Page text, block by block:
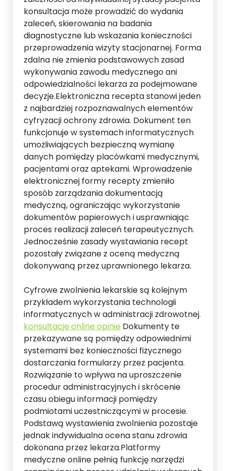
konsultacja może prowadzić do wydania
zaleceń, skierowania na badania
diagnostyczne lub wskazania konieczności
przeprowadzenia wizyty stacjonarnej. Forma
zdalna nie zmienia podstawowych zasad
wykonywania zawodu medycznego ani
odpowiedzialności lekarza za podejmowane
decyzje.Elektroniczna recepta stanowi jeden
z najbardziej rozpoznawalnych elementów
cyfryzacji ochrony zdrowia. Dokument ten
funkcjonuje w systemach informatycznych
umożliwiających bezpieczną wymianę
danych pomiędzy placówkami medycznymi,
pacjentami oraz aptekami. Wprowadzenie
elektronicznej formy recepty zmieniło
sposób zarządzania dokumentacją
medyczną, ograniczając wykorzystanie
dokumentów papierowych i usprawniając
proces realizacji zaleceń terapeutycznych.
Jednocześnie zasady wystawiania recept
pozostały związane z oceną medyczną
dokonywaną przez uprawnionego lekarza.
Cyfrowe zwolnienia lekarskie są kolejnym
przykładem wykorzystania technologii
informatycznych w administracji zdrowotnej.
konsultacje online opinie Dokumenty te
przekazywane są pomiędzy odpowiednimi
systemami bez konieczności fizycznego
dostarczania formularzy przez pacjenta.
Rozwiązanie to wpływa na uproszczenie
procedur administracyjnych i skrócenie
czasu obiegu informacji pomiędzy
podmiotami uczestniczącymi w procesie.
Podstawą wystawienia zwolnienia pozostaje
jednak indywidualna ocena stanu zdrowia
dokonana przez lekarza.Platformy
medyczne online pełnią funkcję narzędzi